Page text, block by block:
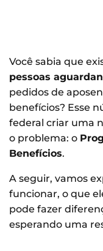
Você sabia que
pessoas
pedidos de
benefícios? Esse
federal criar uma
o problema: o
Benefícios.
A seguir, vamos
funcionar, o que
pode fazer
esperando uma